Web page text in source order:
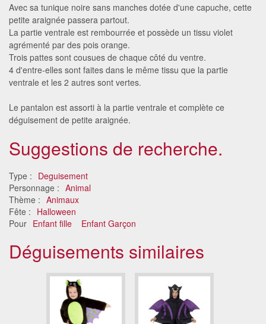
Avec sa tunique noire sans manches dotée d'une capuche, cette
petite araignée passera partout.
La partie ventrale est rembourrée et possède un tissu violet
agrémenté par des pois orange.
Trois pattes sont cousues de chaque côté du ventre.
4 d'entre-elles sont faites dans le même tissu que la partie
ventrale et les 2 autres sont vertes.
Le pantalon est assorti à la partie ventrale et complète ce
déguisement de petite araignée.
Suggestions de recherche.
Type : Deguisement
Personnage : Animal
Thème : Animaux
Fête : Halloween
Pour Enfant fille Enfant Garçon
Déguisements similaires